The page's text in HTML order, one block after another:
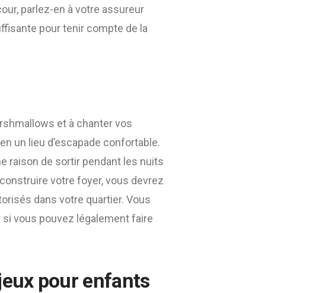
parlez-en à votre assureur
pour tenir compte de la
et à chanter vos
un lieu d’escapade confortable.
raison de sortir pendant les nuits
votre foyer, vous devrez
dans votre quartier. Vous
vous pouvez légalement faire
pour enfants